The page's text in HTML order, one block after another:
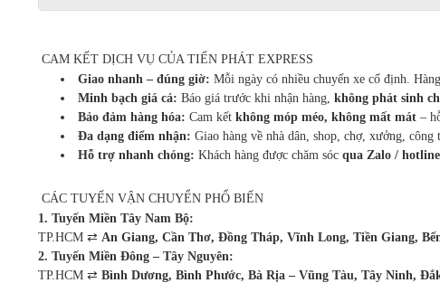
CAM KẾT DỊCH VỤ CỦA TIẾN PHÁT EXPRESS
Giao nhanh – đúng giờ: Mỗi ngày có nhiều chuyến xe cố định.
Minh bạch giá cả: Báo giá trước khi nhận hàng, không phát sinh
Bảo đảm hàng hóa: Cam kết không móp méo, không mất mát –
Đa dạng điểm nhận: Giao hàng về nhà dân, shop, chợ, xưởng, công
Hỗ trợ nhanh chóng: Khách hàng được chăm sóc qua Zalo /
CÁC TUYẾN VẬN CHUYỂN PHỔ BIẾN
1. Tuyến Miền Tây Nam Bộ:
TP.HCM ⇄ An Giang, Cần Thơ, Đồng Tháp, Vĩnh Long, Tiền Giang,
2. Tuyến Miền Đông – Tây Nguyên:
TP.HCM ⇄ Bình Dương, Bình Phước, Bà Rịa – Vũng Tàu, Tây Ninh,